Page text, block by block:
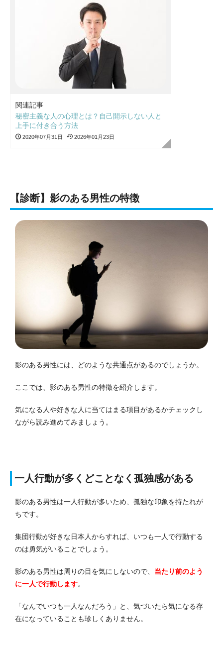
関連記事
秘密主義な人の心理とは？自己開示しない人と
上手に付き合う方法
2020年07月31日 2026年01月23日
【診断】影のある男性の特徴
影のある男性には、どのような共通点があるのでしょうか。
ここでは、影のある男性の特徴を紹介します。
気になる人や好きな人に当てはまる項目があるかチェックし
ながら読み進めてみましょう。
一人行動が多くどことなく孤独感がある
影のある男性は一人行動が多いため、孤独な印象を持たれが
ちです。
集団行動が好きな日本人からすれば、いつも一人で行動する
のは勇気がいることでしょう。
影のある男性は周りの目を気にしないので、 当たり前のよう
に一人で行動します。
「なんでいつも一人なんだろう」と、気づいたら気になる存
在になっていることも珍しくありません。